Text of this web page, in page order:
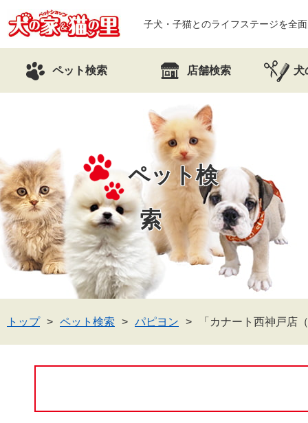
子犬・子猫とのライフステージを全
ペット検索 店舗検索 犬
ペット検
索
トップ ペット検索 パピヨン 「カナート西神戸店